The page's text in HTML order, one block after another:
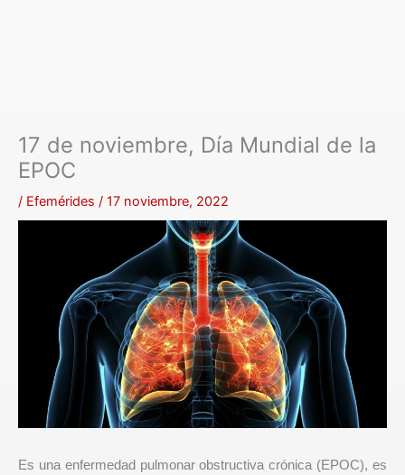
17 de noviembre, Día Mundial de la
EPOC
/ Efemérides / 17 noviembre, 2022
Es una enfermedad pulmonar obstructiva crónica (EPOC), es